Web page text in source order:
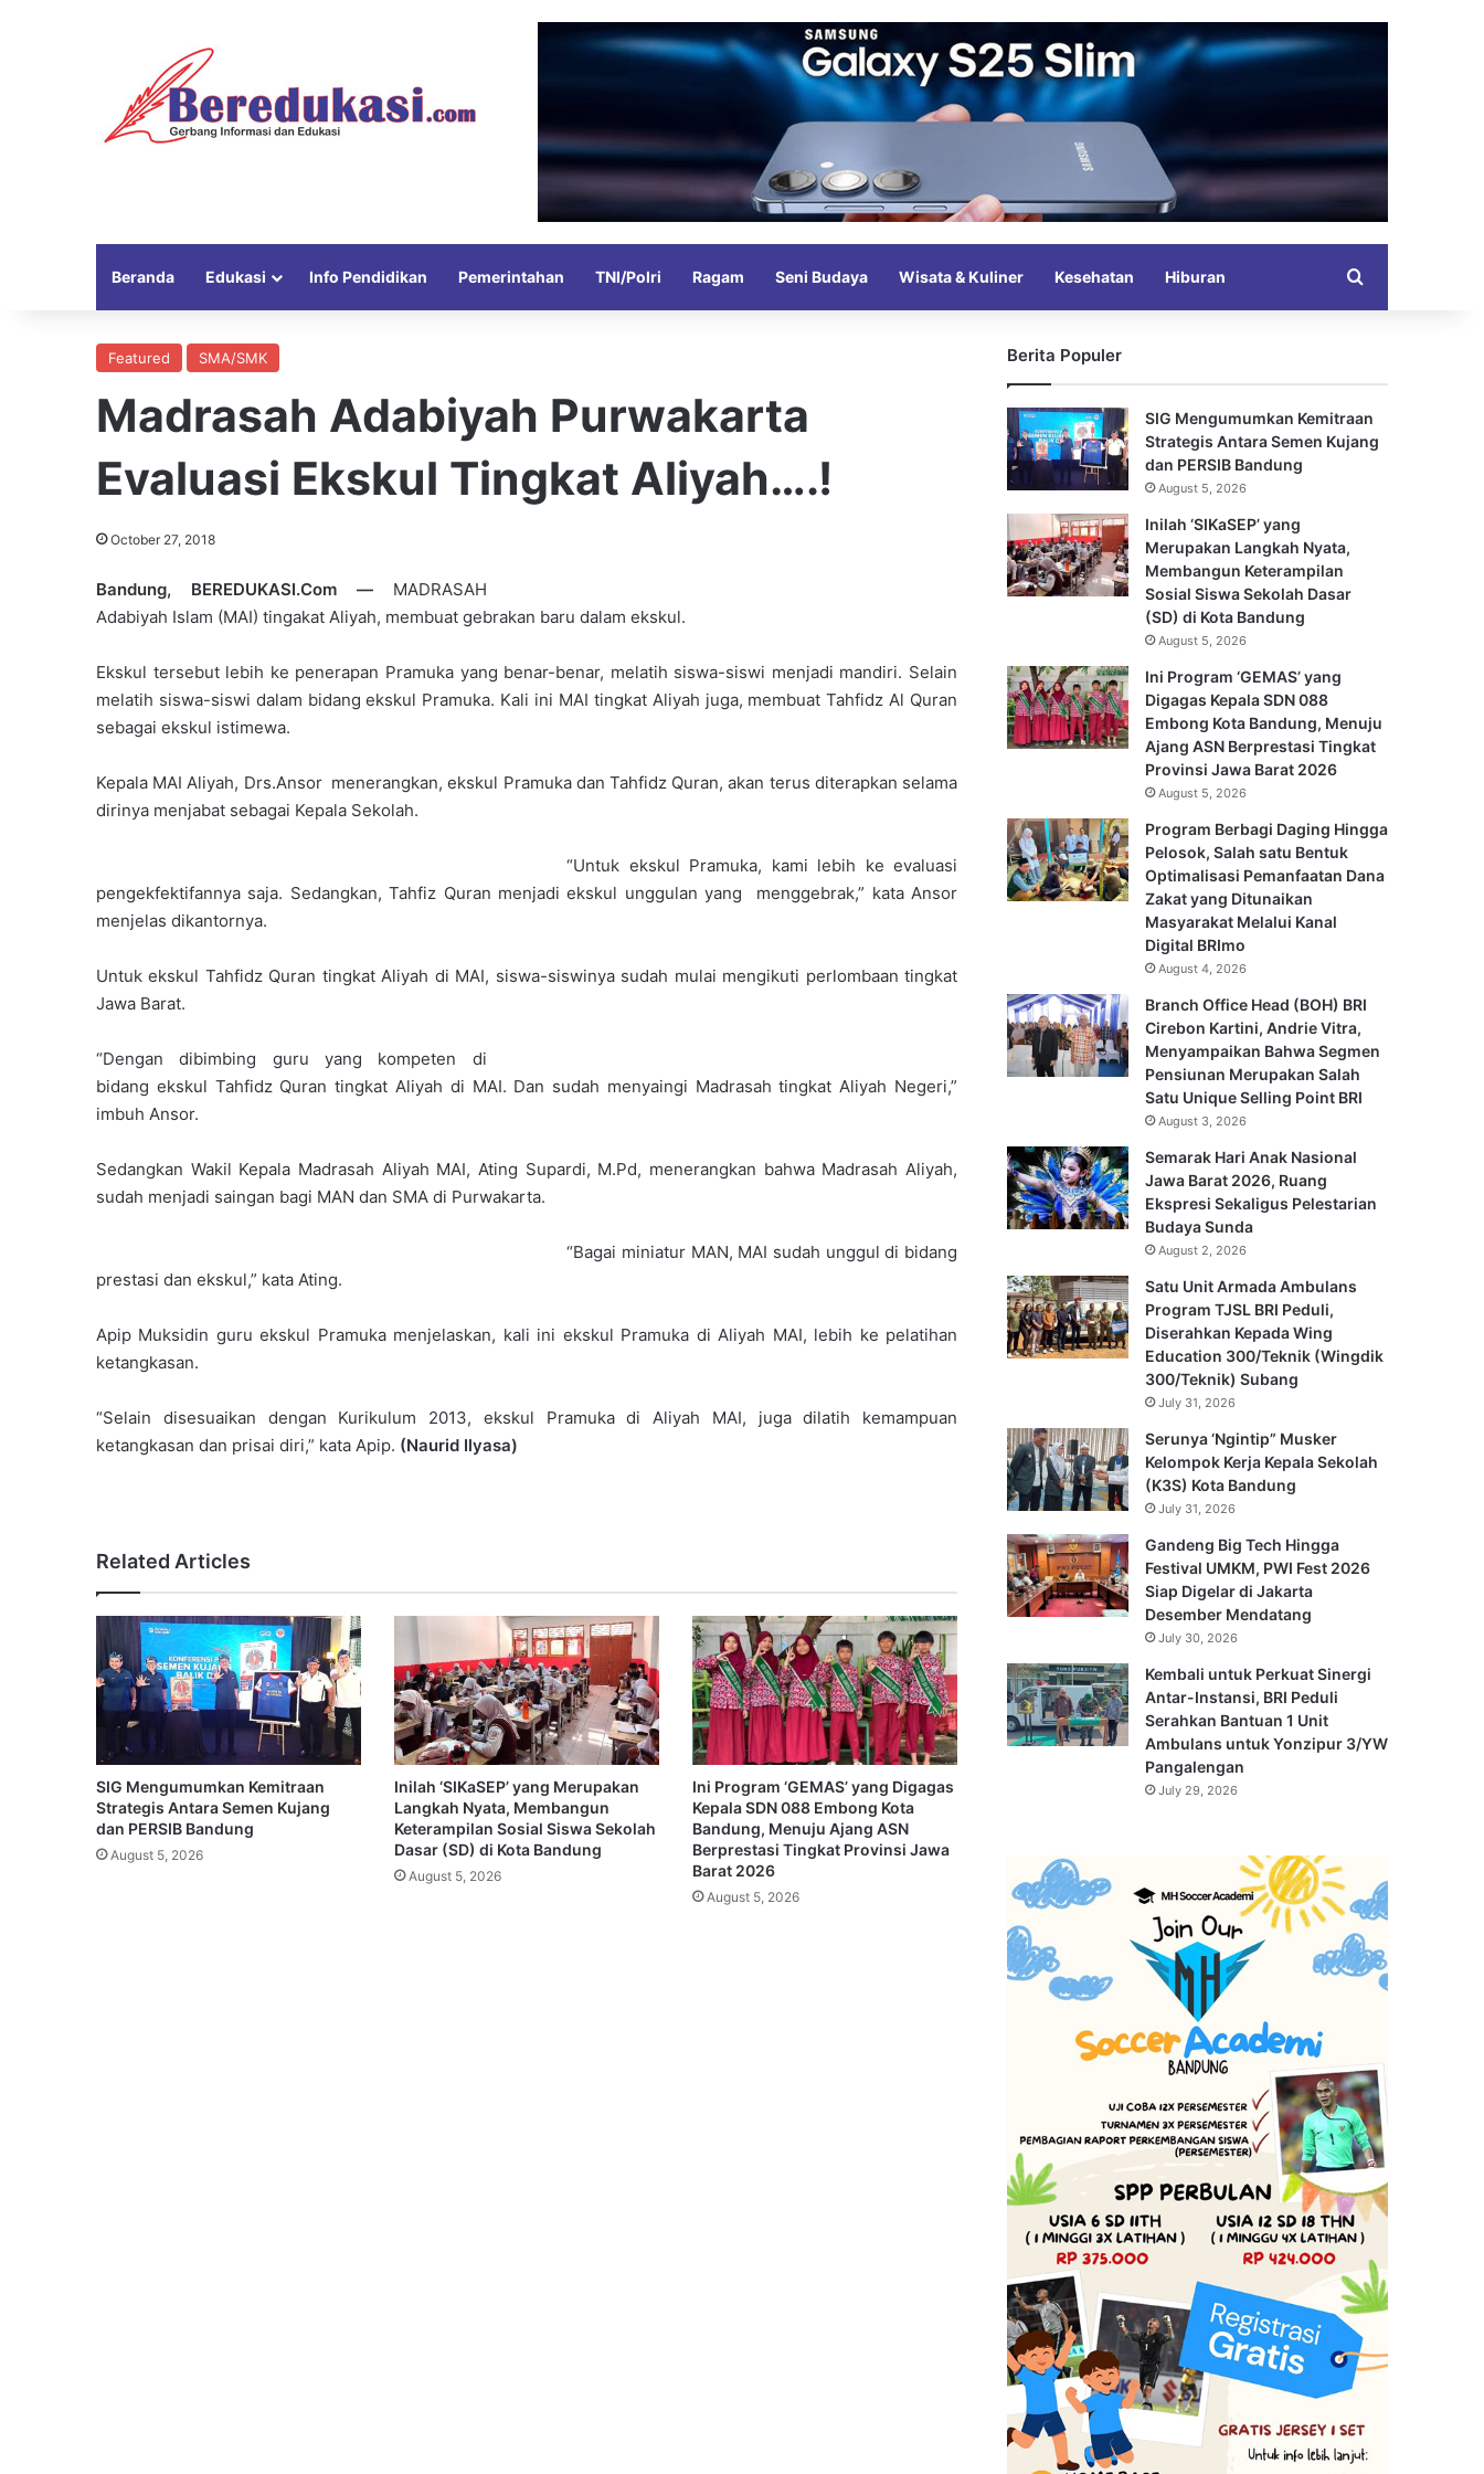
Beranda Edukasi Info Pendidikan Pemerintahan TNI/Polri Ragam Seni Budaya Wisata & Kuliner Kesehatan Hiburan
Featured SMA/SMK
Madrasah Adabiyah Purwakarta
Evaluasi Ekskul Tingkat Aliyah….!
October 27, 2018
Bandung, BEREDUKASI.Com — MADRASAH
Adabiyah Islam (MAI) tingakat Aliyah, membuat gebrakan baru dalam ekskul.
Ekskul tersebut lebih ke penerapan Pramuka yang benar-benar, melatih siswa-siswi menjadi mandiri. Selain
melatih siswa-siswi dalam bidang ekskul Pramuka. Kali ini MAI tingkat Aliyah juga, membuat Tahfidz Al Quran
sebagai ekskul istimewa.
Kepala MAI Aliyah, Drs.Ansor menerangkan, ekskul Pramuka dan Tahfidz Quran, akan terus diterapkan selama
dirinya menjabat sebagai Kepala Sekolah.
“Untuk ekskul Pramuka, kami lebih ke evaluasi
pengekfektifannya saja. Sedangkan, Tahfiz Quran menjadi ekskul unggulan yang menggebrak,” kata Ansor
menjelas dikantornya.
Untuk ekskul Tahfidz Quran tingkat Aliyah di MAI, siswa-siswinya sudah mulai mengikuti perlombaan tingkat
Jawa Barat.
“Dengan dibimbing guru yang kompeten di
bidang ekskul Tahfidz Quran tingkat Aliyah di MAI. Dan sudah menyaingi Madrasah tingkat Aliyah Negeri,”
imbuh Ansor.
Sedangkan Wakil Kepala Madrasah Aliyah MAI, Ating Supardi, M.Pd, menerangkan bahwa Madrasah Aliyah,
sudah menjadi saingan bagi MAN dan SMA di Purwakarta.
“Bagai miniatur MAN, MAI sudah unggul di bidang
prestasi dan ekskul,” kata Ating.
Apip Muksidin guru ekskul Pramuka menjelaskan, kali ini ekskul Pramuka di Aliyah MAI, lebih ke pelatihan
ketangkasan.
“Selain disesuaikan dengan Kurikulum 2013, ekskul Pramuka di Aliyah MAI, juga dilatih kemampuan
ketangkasan dan prisai diri,” kata Apip. (Naurid Ilyasa)
Related Articles
SIG Mengumumkan Kemitraan
Strategis Antara Semen Kujang
dan PERSIB Bandung
August 5, 2026
Inilah ‘SIKaSEP’ yang Merupakan
Langkah Nyata, Membangun
Keterampilan Sosial Siswa Sekolah
Dasar (SD) di Kota Bandung
August 5, 2026
Ini Program ‘GEMAS’ yang Digagas
Kepala SDN 088 Embong Kota
Bandung, Menuju Ajang ASN
Berprestasi Tingkat Provinsi Jawa
Barat 2026
August 5, 2026
Berita Populer
SIG Mengumumkan Kemitraan
Strategis Antara Semen Kujang
dan PERSIB Bandung
August 5, 2026
Inilah ‘SIKaSEP’ yang
Merupakan Langkah Nyata,
Membangun Keterampilan
Sosial Siswa Sekolah Dasar
(SD) di Kota Bandung
August 5, 2026
Ini Program ‘GEMAS’ yang
Digagas Kepala SDN 088
Embong Kota Bandung, Menuju
Ajang ASN Berprestasi Tingkat
Provinsi Jawa Barat 2026
August 5, 2026
Program Berbagi Daging Hingga
Pelosok, Salah satu Bentuk
Optimalisasi Pemanfaatan Dana
Zakat yang Ditunaikan
Masyarakat Melalui Kanal
Digital BRImo
August 4, 2026
Branch Office Head (BOH) BRI
Cirebon Kartini, Andrie Vitra,
Menyampaikan Bahwa Segmen
Pensiunan Merupakan Salah
Satu Unique Selling Point BRI
August 3, 2026
Semarak Hari Anak Nasional
Jawa Barat 2026, Ruang
Ekspresi Sekaligus Pelestarian
Budaya Sunda
August 2, 2026
Satu Unit Armada Ambulans
Program TJSL BRI Peduli,
Diserahkan Kepada Wing
Education 300/Teknik (Wingdik
300/Teknik) Subang
July 31, 2026
Serunya ‘Ngintip” Musker
Kelompok Kerja Kepala Sekolah
(K3S) Kota Bandung
July 31, 2026
Gandeng Big Tech Hingga
Festival UMKM, PWI Fest 2026
Siap Digelar di Jakarta
Desember Mendatang
July 30, 2026
Kembali untuk Perkuat Sinergi
Antar-Instansi, BRI Peduli
Serahkan Bantuan 1 Unit
Ambulans untuk Yonzipur 3/YW
Pangalengan
July 29, 2026